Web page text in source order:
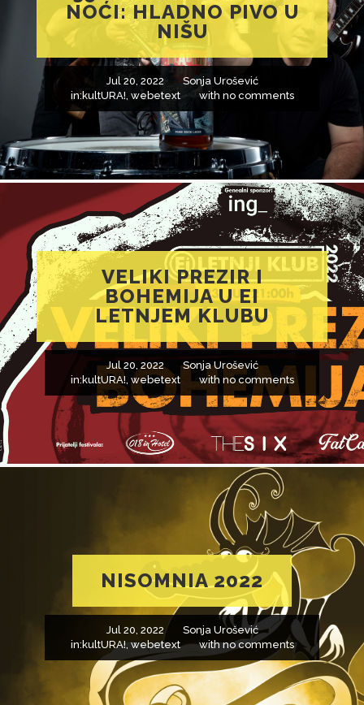
NOĆI: HLADNO PIVO U
NIŠU
Jul 20, 2022
Sonja Urošević
in: kultURA!, webetext with no comments
VELIKI PREZIR I
BOHEMIJA U EI
LETNJEM KLUBU
Jul 20, 2022
Sonja Urošević
in: kultURA!, webetext with no comments
NISOMNIA 2022
Jul 20, 2022
Sonja Urošević
in: kultURA!,webetext withno comments